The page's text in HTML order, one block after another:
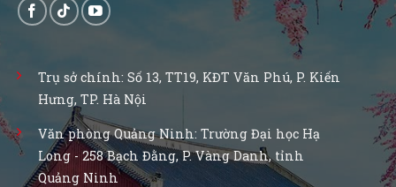
Trụ sở chính: Số 13, TT19, KĐT Văn Phú, P. Kiến
Hưng, TP. Hà Nội
Văn phòng Quảng Ninh: Trường Đại học Hạ
Long - 258 Bạch Đằng, P. Vàng Danh, tỉnh
Quảng Ninh